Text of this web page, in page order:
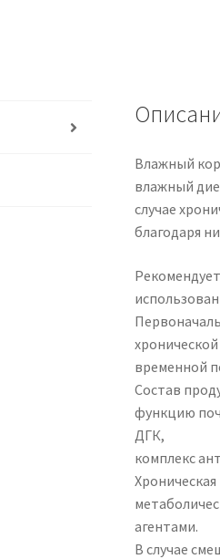
Влажный
влажный
случае
благодаря
временной
Состав
функцию
ДГК,
комплекс
агентами.
В случае